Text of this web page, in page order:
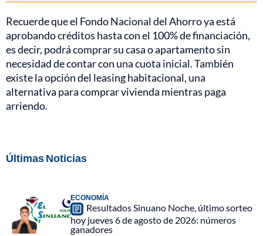
Recuerde que el Fondo Nacional del Ahorro ya está
aprobando créditos hasta con el 100% de financiación,
es decir, podrá comprar su casa o apartamento sin
necesidad de contar con una cuota inicial. También
existe la opción del leasing habitacional, una
alternativa para comprar vivienda mientras paga
arriendo.
Últimas Noticias
ECONOMÍA
Resultados Sinuano Noche, último sorteo
hoy jueves 6 de agosto de 2026: números
ganadores